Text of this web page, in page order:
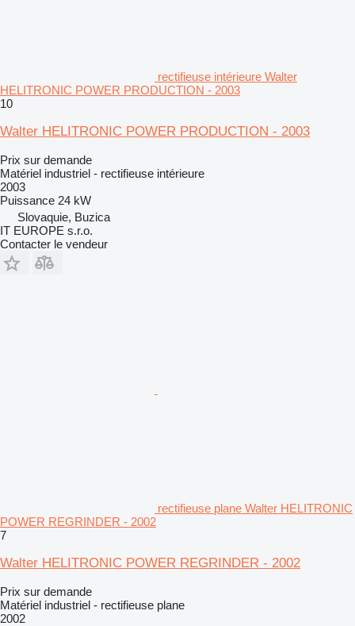
rectifieuse intérieure Walter
HELITRONIC POWER PRODUCTION - 2003
10
Walter HELITRONIC POWER PRODUCTION - 2003
Prix sur demande
Matériel industriel - rectifieuse intérieure
2003
Puissance 24 kW
Slovaquie, Buzica
IT EUROPE s.r.o.
Contacter le vendeur
rectifieuse plane Walter HELITRONIC
POWER REGRINDER - 2002
7
Walter HELITRONIC POWER REGRINDER - 2002
Prix sur demande
Matériel industriel - rectifieuse plane
2002